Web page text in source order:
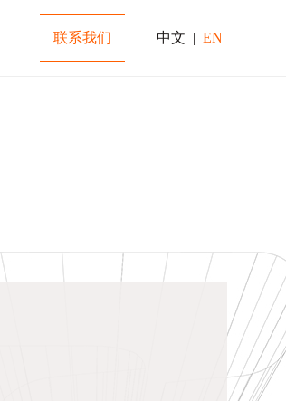
联系我们 中文 | EN